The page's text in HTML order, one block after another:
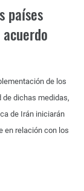
países
de los
de dichas medidas,
de Irán iniciarán
en relación con los